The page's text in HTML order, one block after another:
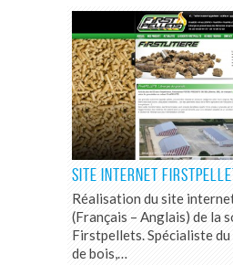
SITE INTERNET
Réalisation du site
(Français – Anglais) de la
Firstpellets. Spécialiste
de bois,…